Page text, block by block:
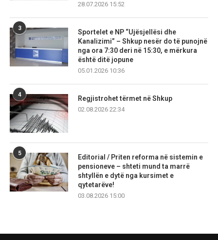
28.07.2026 15:52
3
Sportelet e NP “Ujësjellësi dhe
Kanalizimi” – Shkup nesër do të punojnë
nga ora 7:30 deri në 15:30, e mërkura
është ditë jopune
05.01.2026 10:36
4
Regjistrohet tërmet në Shkup
02.08.2026 22:34
5
Editorial / Priten reforma në sistemin e
pensioneve – shteti mund ta marrë
shtyllën e dytë nga kursimet e
qytetarëve!
03.08.2026 15:00